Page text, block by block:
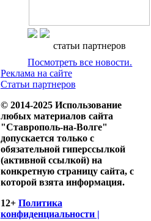
статьи партнеров
Посмотреть все новости.
Реклама на сайте
Статьи партнеров
© 2014-2025 Использование
любых материалов сайта
"Ставрополь-на-Волге"
допускается только с
обязательной гиперссылкой
(активной ссылкой) на
конкретную страницу сайта, с
которой взята информация.
12+ Политика
конфиденциальности |